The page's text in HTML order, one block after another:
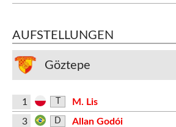
AUFSTELLUNGEN
Göztepe
1
M. Lis
3
D
Allan Godói